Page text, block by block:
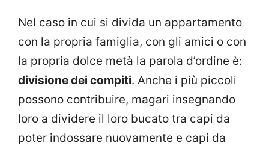
Nel caso in cui si divida un appartamento
con la propria famiglia, con gli amici o con
la propria dolce metà la parola d’ordine è:
divisione dei compiti. Anche i più piccoli
possono contribuire, magari insegnando
loro a dividere il loro bucato tra capi da
poter indossare nuovamente e capi da